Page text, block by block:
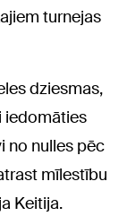
turnejas
dziesmas,
iedomāties
no nulles pēc
mīlestību
Keitija.